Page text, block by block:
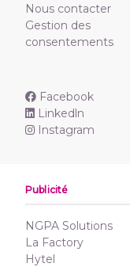
Nous contacter
Gestion des
consentements
Facebook
Linkedln
Instagram
Publicité
NGPA Solutions
La Factory
Hytel